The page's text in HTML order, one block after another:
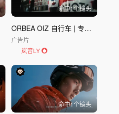
命中1个镜头
ORBEA OIZ 自行车 | 专为飞行而生
广告片
岚音LY
命中1个镜头